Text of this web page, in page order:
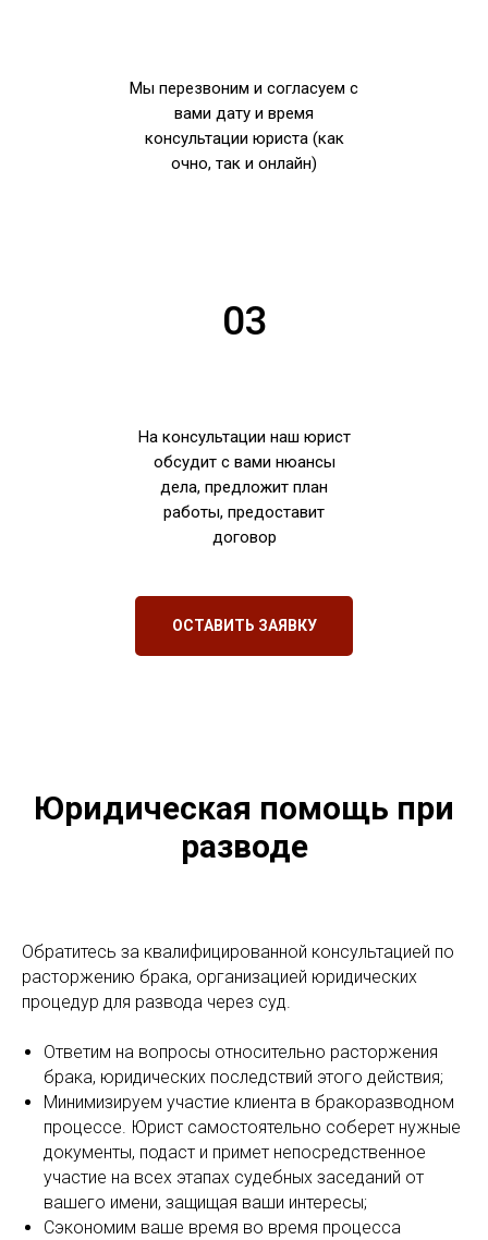
03
Мы перезвоним и согласуем с
вами дату и время
консультации юриста (как
очно, так и онлайн)
На консультации наш юрист
обсудит с вами нюансы
дела, предложит план
работы, предоставит
договор
ОСТАВИТЬ ЗАЯВКУ
Юридическая помощь при
разводе
Обратитесь за квалифицированной консультацией по
расторжению брака, организацией юридических
процедур для развода через суд.
Ответим на вопросы относительно расторжения
брака, юридических последствий этого действия;
Минимизируем участие клиента в бракоразводном
процессе. Юрист самостоятельно соберет нужные
документы, подаст и примет непосредственное
участие на всех этапах судебных заседаний от
вашего имени, защищая ваши интересы;
Сэкономим ваше время во время процесса